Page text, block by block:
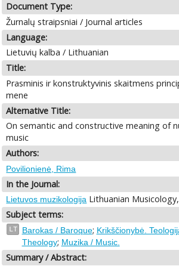
Document Type:
Žurnalų straipsniai / Journal articles
Language:
Lietuvių kalba / Lithuanian
Title:
Prasminis ir konstruktyvinis skaitmens
mene
Alternative Title:
On semantic and constructive meaning of
music
Authors:
Povilionienė, Rima
In the Journal:
Lietuvos muzikologija Lithuanian
Subject terms:
LT Barokas / Baroque; Krikščionybė.
Theology; Muzika / Music.
Summary / Abstract: